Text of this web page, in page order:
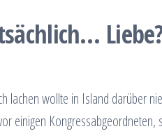
lachen wollte in Island darüber
einigen